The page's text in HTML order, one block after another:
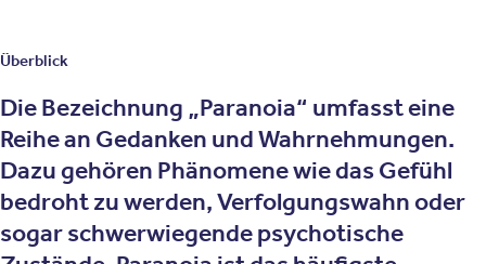
Überblick
Die Bezeichnung „Paranoia“ umfasst eine
Reihe an Gedanken und Wahrnehmungen.
Dazu gehören Phänomene wie das Gefühl
bedroht zu werden, Verfolgungswahn oder
sogar schwerwiegende psychotische